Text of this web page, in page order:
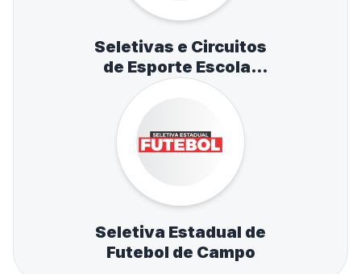
Seletivas e Circuitos
de Esporte Escolar
de Atletismo,
Natação e Tênis de
Mesa
Seletiva Estadual de
Futebol de Campo